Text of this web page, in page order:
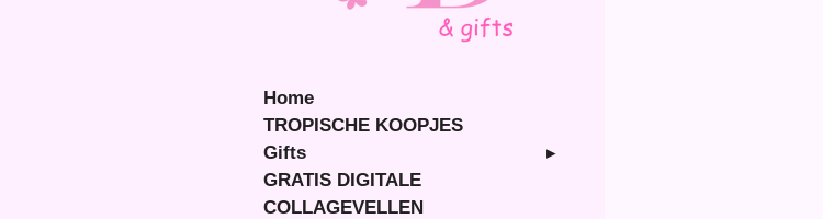
Home
TROPISCHE KOOPJES
Gifts
GRATIS DIGITALE
COLLAGEVELLEN